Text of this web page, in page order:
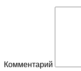
Комментарий